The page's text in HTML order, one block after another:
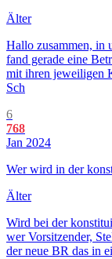
Älter
Hallo zusammen, in
fand gerade eine
mit ihren jeweiligen
Sch
6
768
Jan 2024
Wer wird in der
Älter
Wird bei der
wer Vorsitzender,
der neue BR das in